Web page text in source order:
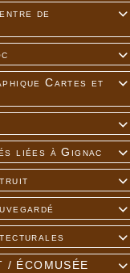

de


Cartes et


liées à Gignac




/ ÉCOMUSÉE